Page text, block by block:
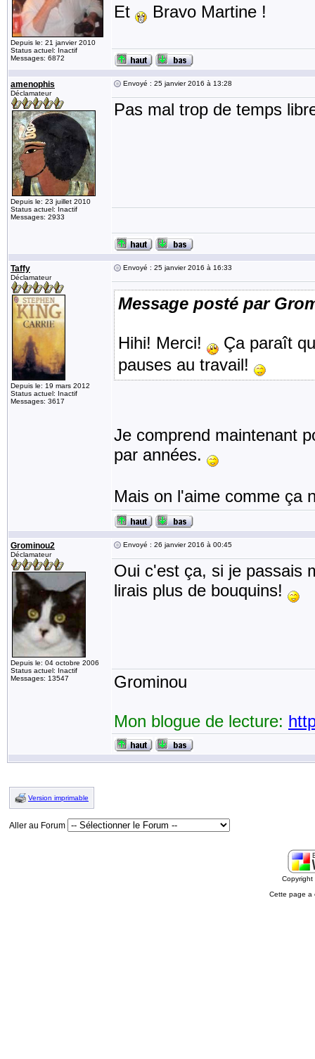
Depuis le: 21 janvier 2010
Status actuel: Inactif
Messages: 6872
Et Bravo Martine !
amenophis
Déclamateur
Depuis le: 23 juillet 2010
Status actuel: Inactif
Messages: 2933
Envoyé : 25 janvier 2016 à 13:28
Pas mal trop de temps
Taffy
Déclamateur
Depuis le: 19 mars 2012
Status actuel: Inactif
Messages: 3617
Envoyé : 25 janvier 2016 à 16:33
Message posté par
Hihi! Merci!
Ça paraît
pauses au travail!
Je comprend maintenant
par années.
Mais on l'aime comme ça
Grominou2
Déclamateur
Depuis le: 04 octobre 2006
Status actuel: Inactif
Messages: 13547
Envoyé : 26 janvier 2016 à 00:45
Oui c'est ça, si je passais
lirais plus de bouquins!
Grominou
Mon blogue de lecture:
Version imprimable
Aller au Forum
Cette page a